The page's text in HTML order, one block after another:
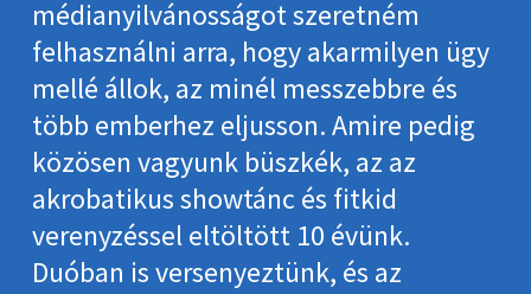
médianyilvánosságot szeretném
felhasználni arra, hogy akarmilyen ügy
mellé állok, az minél messzebbre és
több emberhez eljusson. Amire pedig
közösen vagyunk büszkék, az az
akrobatikus showtánc és fitkid
verenyzéssel eltöltött 10 évünk.
Duóban is versenyeztünk, és az